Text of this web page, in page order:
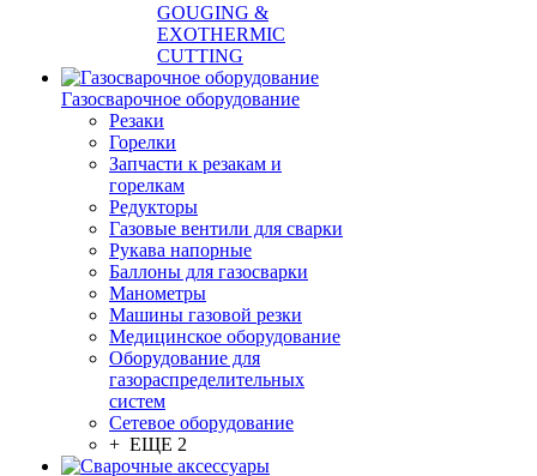
GOUGING &
EXOTHERMIC
CUTTING
Газосварочное оборудование
Резаки
Горелки
Запчасти к резакам и
горелкам
Редукторы
Газовые вентили для сварки
Рукава напорные
Баллоны для газосварки
Манометры
Машины газовой резки
Медицинское оборудование
Оборудование для
газораспределительных
систем
Сетевое оборудование
+ ЕЩЕ 2